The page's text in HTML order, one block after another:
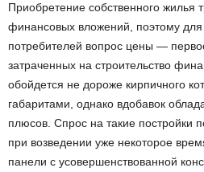
Приобретение собственного жилья
финансовых вложений, поэтому
потребителей вопрос цены —
затраченных на строительство
обойдется не дороже кирпичного
габаритами, однако вдобавок
плюсов. Спрос на такие постройки
при возведении уже некоторое
панели с усовершенствованной